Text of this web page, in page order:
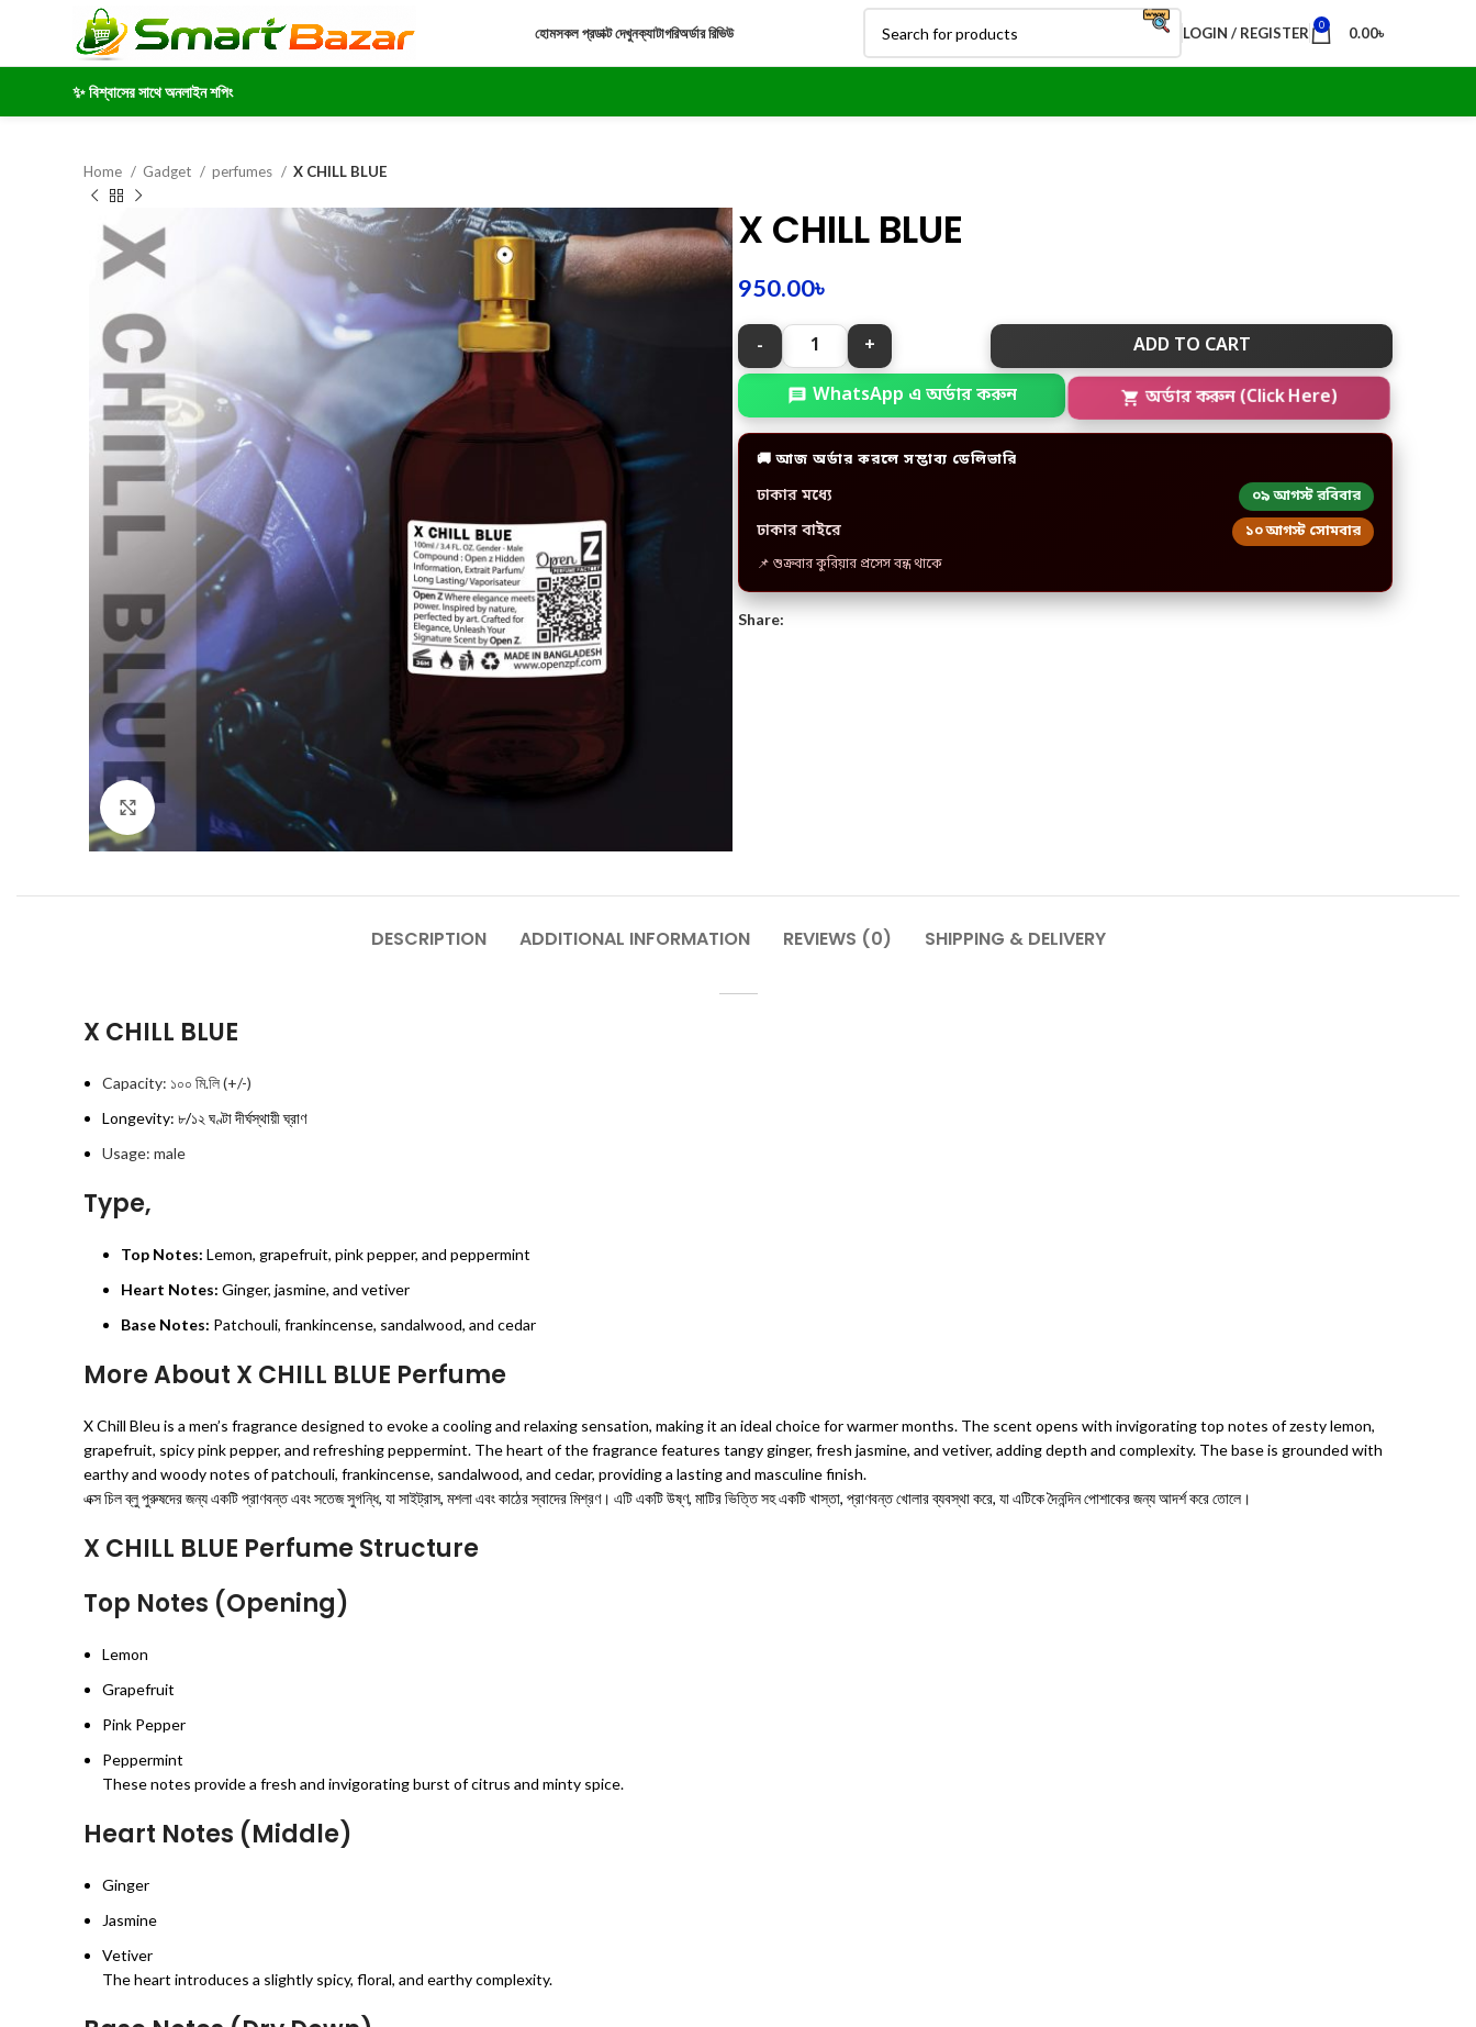
হোমসকল প্রডাক্ট দেখুনক্যাটাগরিঅর্ডার রিভিউ LOGIN / REGISTER 0 0.00৳
✨ বিশ্বাসের সাথে অনলাইন শপিং
Home Gadget perfumes X CHILL BLUE
Click to enlarge
X CHILL BLUE
950.00৳
ADD TO CART
WhatsApp এ অর্ডার করুন অর্ডার করুন (Click Here)
🚚 আজ অর্ডার করলে সম্ভাব্য ডেলিভারি
ঢাকার মধ্যে ০৯ আগস্ট রবিবার
ঢাকার বাইরে ১০ আগস্ট সোমবার
📌 শুক্রবার কুরিয়ার প্রসেস বন্ধ থাকে
Share:
DESCRIPTION ADDITIONAL INFORMATION REVIEWS (0) SHIPPING & DELIVERY
X CHILL BLUE
Capacity: ১০০ মি.লি (+/-)
Longevity: ৮/১২ ঘণ্টা দীর্ঘস্থায়ী ঘ্রাণ
Usage: male
Type,
Top Notes: Lemon, grapefruit, pink pepper, and peppermint
Heart Notes: Ginger, jasmine, and vetiver
Base Notes: Patchouli, frankincense, sandalwood, and cedar
More About X CHILL BLUE Perfume
X Chill Bleu is a men’s fragrance designed to evoke a cooling and relaxing sensation, making it an ideal choice for warmer months. The scent opens with invigorating top notes of zesty lemon,
grapefruit, spicy pink pepper, and refreshing peppermint. The heart of the fragrance features tangy ginger, fresh jasmine, and vetiver, adding depth and complexity. The base is grounded with
earthy and woody notes of patchouli, frankincense, sandalwood, and cedar, providing a lasting and masculine finish.
এক্স চিল ব্লু পুরুষদের জন্য একটি প্রাণবন্ত এবং সতেজ সুগন্ধি, যা সাইট্রাস, মশলা এবং কাঠের স্বাদের মিশ্রণ। এটি একটি উষ্ণ, মাটির ভিত্তি সহ একটি খাস্তা, প্রাণবন্ত খোলার ব্যবস্থা করে, যা এটিকে দৈনন্দিন পোশাকের জন্য আদর্শ করে তোলে।
X CHILL BLUE Perfume Structure
Top Notes (Opening)
Lemon
Grapefruit
Pink Pepper
Peppermint
These notes provide a fresh and invigorating burst of citrus and minty spice.
Heart Notes (Middle)
Ginger
Jasmine
Vetiver
The heart introduces a slightly spicy, floral, and earthy complexity.